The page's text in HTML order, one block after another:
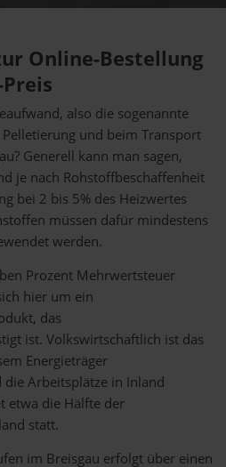
Online-Bestellung
also die sogenannte
und beim Transport
Generell kann man sagen,
je nach Rohstoffbeschaffenheit
bei 2 bis 5% des Heizwertes
müssen dafür mindestens
werden.
Prozent Mehrwertsteuer
hier um ein
das
ist. Volkswirtschaftlich ist das
Energieträger
Arbeitsplätze in Inland
etwa die Hälfte der
statt.
im Breisgau erfolgt über einen